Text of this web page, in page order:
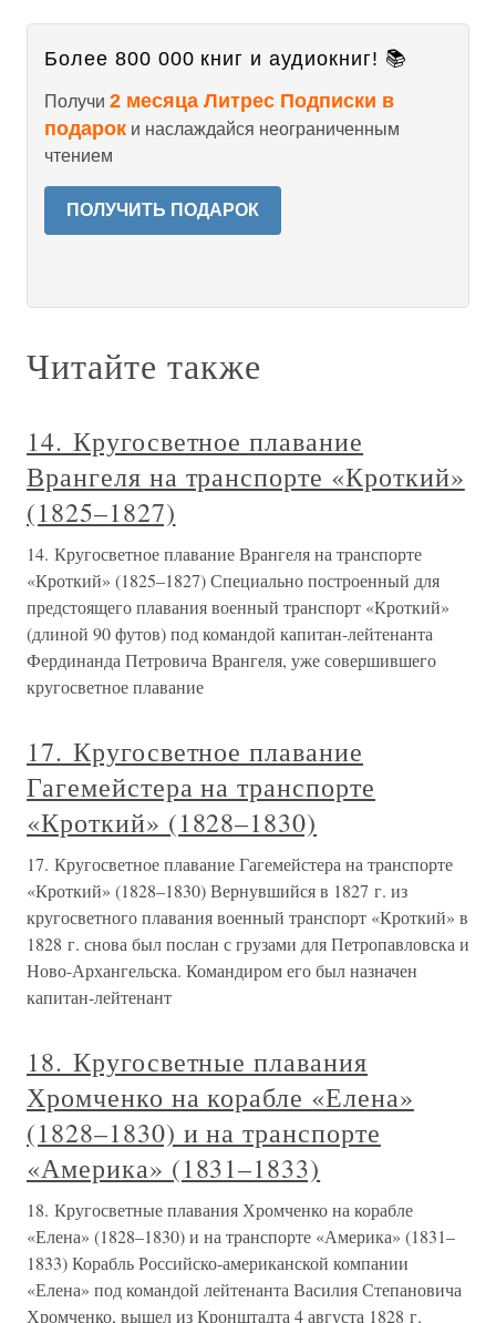
Более 800 000 книг и аудиокниг! 📚
Получи 2 месяца Литрес Подписки в
подарок и наслаждайся неограниченным
чтением
ПОЛУЧИТЬ ПОДАРОК
Читайте также
14. Кругосветное плавание
Врангеля на транспорте «Кроткий»
(1825–1827)
14. Кругосветное плавание Врангеля на транспорте
«Кроткий» (1825–1827) Специально построенный для
предстоящего плавания военный транспорт «Кроткий»
(длиной 90 футов) под командой капитан-лейтенанта
Фердинанда Петровича Врангеля, уже совершившего
кругосветное плавание
17. Кругосветное плавание
Гагемейстера на транспорте
«Кроткий» (1828–1830)
17. Кругосветное плавание Гагемейстера на транспорте
«Кроткий» (1828–1830) Вернувшийся в 1827 г. из
кругосветного плавания военный транспорт «Кроткий» в
1828 г. снова был послан с грузами для Петропавловска и
Ново-Архангельска. Командиром его был назначен
капитан-лейтенант
18. Кругосветные плавания
Хромченко на корабле «Елена»
(1828–1830) и на транспорте
«Америка» (1831–1833)
18. Кругосветные плавания Хромченко на корабле
«Елена» (1828–1830) и на транспорте «Америка» (1831–
1833) Корабль Российско-американской компании
«Елена» под командой лейтенанта Василия Степановича
Хромченко, вышел из Кронштадта 4 августа 1828 г.